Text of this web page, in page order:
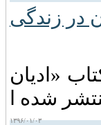
در زندگی
«ادیان
۱۳۹۶/۰۱/۰۳